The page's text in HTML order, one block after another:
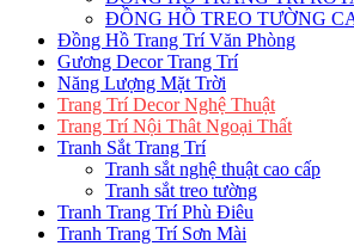
ĐỒNG HỒ TREO TƯỜNG
Đồng Hồ Trang Trí Văn Phòng
Gương Decor Trang Trí
Năng Lượng Mặt Trời
Trang Trí Decor Nghệ Thuật
Trang Trí Nội Thât Ngoại Thất
Tranh Sắt Trang Trí
Tranh sắt nghệ thuật cao cấp
Tranh sắt treo tường
Tranh Trang Trí Phù Điêu
Tranh Trang Trí Sơn Mài